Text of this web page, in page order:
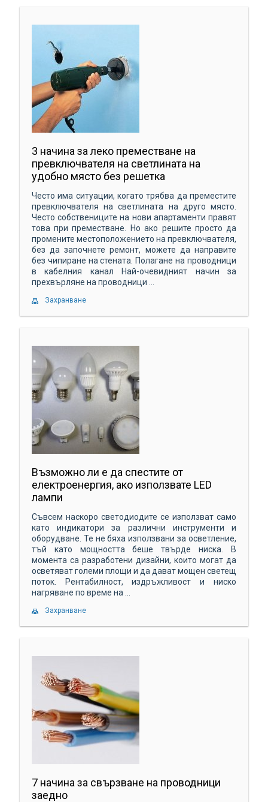
3 начина за леко преместване на
превключвателя на светлината на
удобно място без решетка
Често има ситуации, когато трябва да преместите
превключвателя на светлината на друго място.
Често собствениците на нови апартаменти правят
това при преместване. Но ако решите просто да
промените местоположението на превключвателя,
без да започнете ремонт, можете да направите
без чипиране на стената. Полагане на проводници
в кабелния канал Най-очевидният начин за
прехвърляне на проводници ...
Захранване
Възможно ли е да спестите от
електроенергия, ако използвате LED
лампи
Съвсем наскоро светодиодите се използват само
като индикатори за различни инструменти и
оборудване. Те не бяха използвани за осветление,
тъй като мощността беше твърде ниска. В
момента са разработени дизайни, които могат да
осветяват големи площи и да дават мощен светещ
поток. Рентабилност, издръжливост и ниско
нагряване по време на ...
Захранване
7 начина за свързване на проводници
заедно